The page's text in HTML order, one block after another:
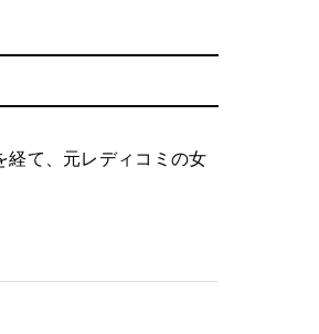
て、元レディコミの女